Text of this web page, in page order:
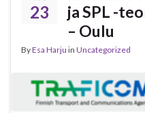
23
ja SPL -
– Oulu
ByEsa Harju in Uncategorized